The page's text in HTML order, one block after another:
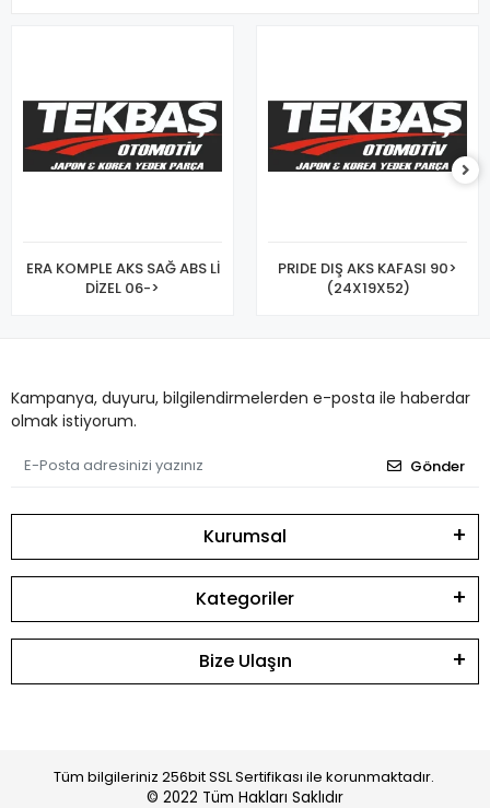
ERA KOMPLE AKS SAĞ ABS Lİ
DİZEL 06->
PRIDE DIŞ AKS KAFASI 90>
(24X19X52)
Kampanya, duyuru, bilgilendirmelerden e-posta ile haberdar
olmak istiyorum.
Gönder
Kurumsal
Kategoriler
Bize Ulaşın
Tüm bilgileriniz 256bit SSL Sertifikası ile korunmaktadır.
© 2022 Tüm Hakları Saklıdır